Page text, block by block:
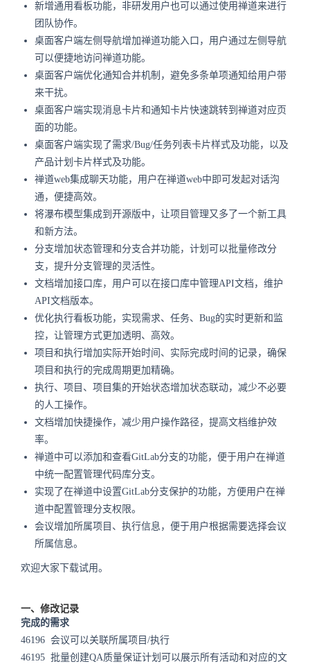
新增通用看板功能，非研发用户也可以通过使用禅道来进行
团队协作。
桌面客户端左侧导航增加禅道功能入口，用户通过左侧导航
可以便捷地访问禅道功能。
桌面客户端优化通知合并机制，避免多条单项通知给用户带
来干扰。
桌面客户端实现消息卡片和通知卡片快速跳转到禅道对应页
面的功能。
桌面客户端实现了需求/Bug/任务列表卡片样式及功能，以及
产品计划卡片样式及功能。
禅道web集成聊天功能，用户在禅道web中即可发起对话沟
通，便捷高效。
将瀑布模型集成到开源版中，让项目管理又多了一个新工具
和新方法。
分支增加状态管理和分支合并功能，计划可以批量修改分
支，提升分支管理的灵活性。
文档增加接口库，用户可以在接口库中管理API文档，维护
API文档版本。
优化执行看板功能，实现需求、任务、Bug的实时更新和监
控，让管理方式更加透明、高效。
项目和执行增加实际开始时间、实际完成时间的记录，确保
项目和执行的完成周期更加精确。
执行、项目、项目集的开始状态增加状态联动，减少不必要
的人工操作。
文档增加快捷操作，减少用户操作路径，提高文档维护效
率。
禅道中可以添加和查看GitLab分支的功能，便于用户在禅道
中统一配置管理代码库分支。
实现了在禅道中设置GitLab分支保护的功能，方便用户在禅
道中配置管理分支权限。
会议增加所属项目、执行信息，便于用户根据需要选择会议
所属信息。
欢迎大家下载试用。
一、修改记录
完成的需求
46196 会议可以关联所属项目/执行
46195 批量创建QA质量保证计划可以展示所有活动和对应的文